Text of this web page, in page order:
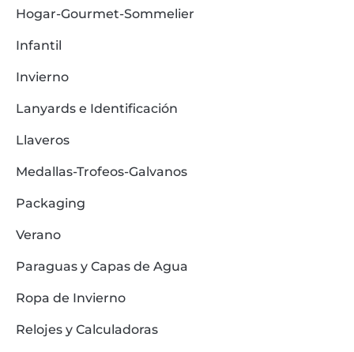
Hogar-Gourmet-Sommelier
Infantil
Invierno
Lanyards e Identificación
Llaveros
Medallas-Trofeos-Galvanos
Packaging
Verano
Paraguas y Capas de Agua
Ropa de Invierno
Relojes y Calculadoras